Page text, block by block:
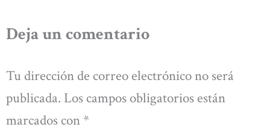
Deja un comentario
Tu dirección de correo electrónico no será
publicada. Los campos obligatorios están
marcados con *